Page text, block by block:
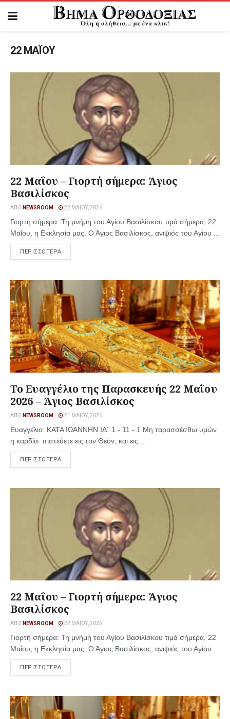
22 ΜΑΪΟΥ
22 Μαΐου – Γιορτή σήμερα: Άγιος
Βασιλίσκος
ΑΠΌ NEWSROOM 22 ΜΑΪ́ΟΥ, 2026
Γιορτή σήμερα: Τη μνήμη του Αγίου Βασιλίσκου τιμά σήμερα, 22
Μαΐου, η Εκκλησία μας. Ο Άγιος Βασιλίσκος, ανιψιός του Αγίου ...
ΠΕΡΙΣΣΟΤΕΡΑ
Το Ευαγγέλιο της Παρασκευής 22 Μαΐου
2026 – Άγιος Βασιλίσκος
ΑΠΌ NEWSROOM 21 ΜΑΪ́ΟΥ, 2026
Ευαγγέλιο: ΚΑΤΑ ΙΩΑΝΝΗΝ ΙΔ´ 1 - 11 - 1 Μη ταρασσέσθω υμών
η καρδία· πιστεύετε εις τον Θεόν, και εις ...
ΠΕΡΙΣΣΟΤΕΡΑ
22 Μαΐου – Γιορτή σήμερα: Άγιος
Βασιλίσκος
ΑΠΌ NEWSROOM 22 ΜΑΪ́ΟΥ, 2025
Γιορτή σήμερα: Τη μνήμη του Αγίου Βασιλίσκου τιμά σήμερα, 22
Μαΐου, η Εκκλησία μας. Ο Άγιος Βασιλίσκος, ανιψιός του Αγίου ...
ΠΕΡΙΣΣΟΤΕΡΑ